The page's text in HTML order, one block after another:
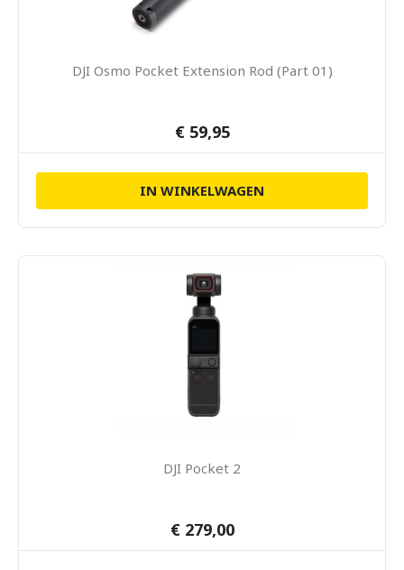
DJI Osmo Pocket Extension Rod (Part 01)
€ 59,95
IN WINKELWAGEN
DJI Pocket 2
€ 279,00